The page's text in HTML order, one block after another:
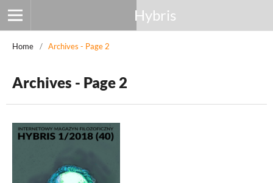
Hybris
Home / Archives - Page 2
Archives - Page 2